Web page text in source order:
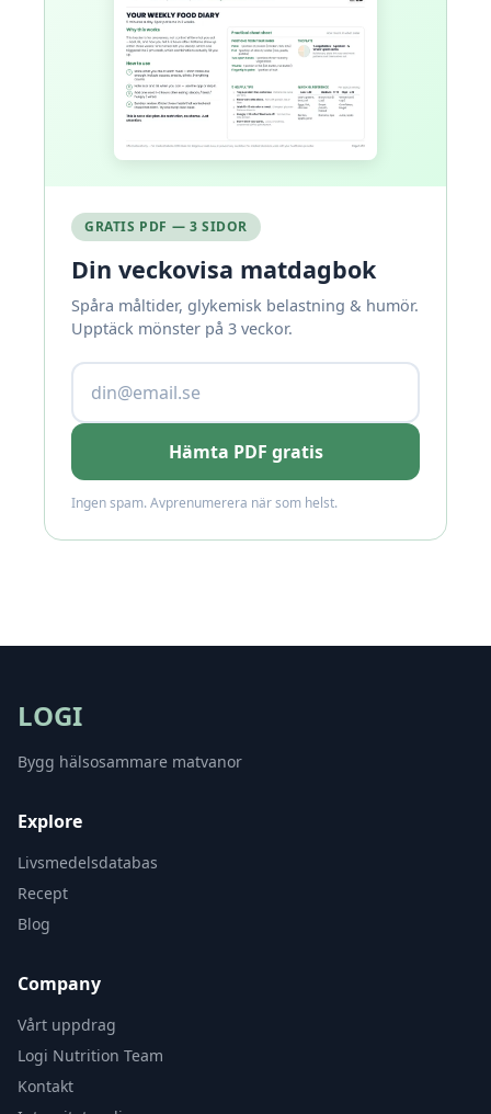
GRATIS PDF — 3 SIDOR
Din veckovisa matdagbok
Spåra måltider, glykemisk belastning & humör.
Upptäck mönster på 3 veckor.
Hämta PDF gratis
Ingen spam. Avprenumerera när som helst.
LOGI
Bygg hälsosammare matvanor
Explore
Livsmedelsdatabas
Recept
Blog
Company
Vårt uppdrag
Logi Nutrition Team
Kontakt